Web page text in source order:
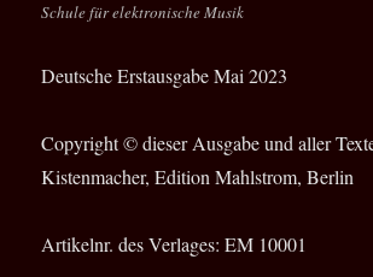
Schule für elektronische Musik
Deutsche Erstausgabe Mai 2023
Copyright © dieser Ausgabe und aller
Kistenmacher, Edition Mahlstrom, Berlin
Artikelnr. des Verlages: EM 10001